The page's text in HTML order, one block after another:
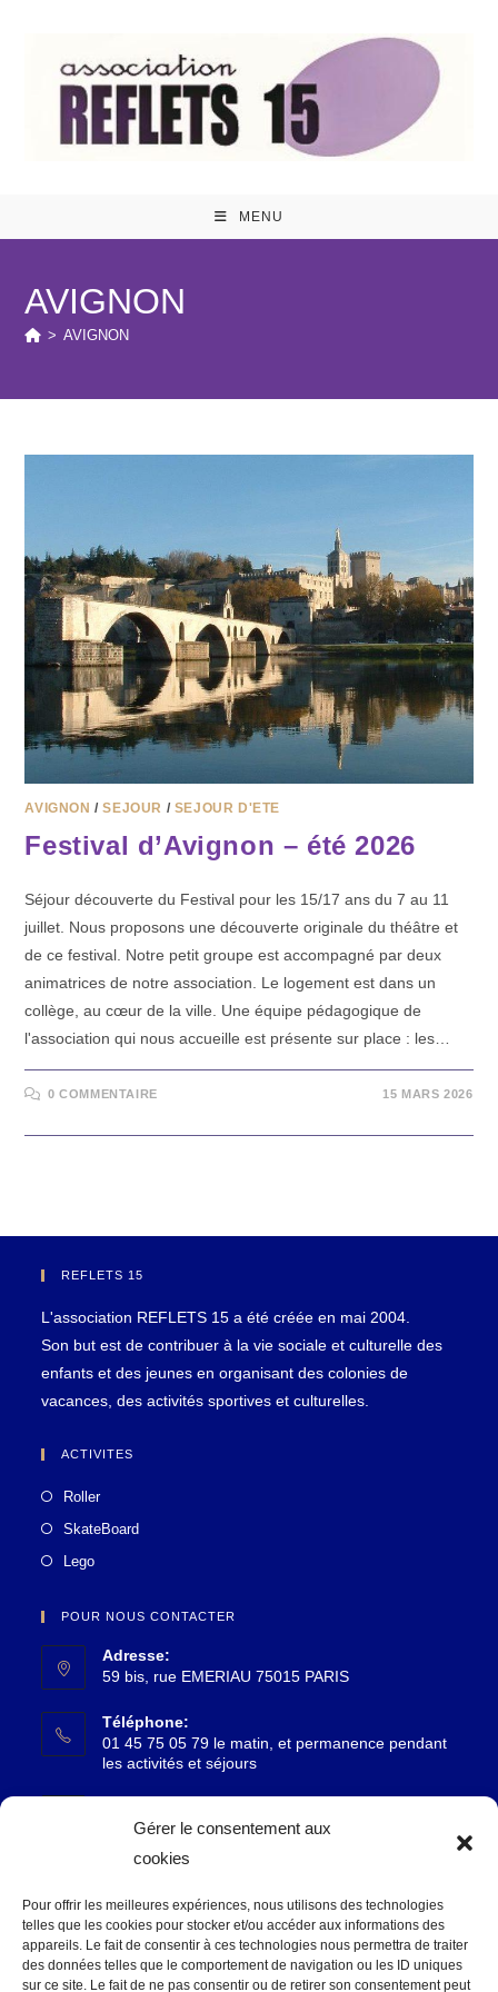
Gérer le consentement aux
cookies
Pour offrir les meilleures expériences, nous utilisons des technologies
telles que les cookies pour stocker et/ou accéder aux informations des
appareils. Le fait de consentir à ces technologies nous permettra de traiter
des données telles que le comportement de navigation ou les ID uniques
sur ce site. Le fait de ne pas consentir ou de retirer son consentement peut
MENU
AVIGNON
> AVIGNON
AVIGNON /SEJOUR / SEJOUR D'ETE
Festival d’Avignon – été 2026
Séjour découverte du Festival pour les 15/17 ans du 7 au 11
juillet. Nous proposons une découverte originale du théâtre et
de ce festival. Notre petit groupe est accompagné par deux
animatrices de notre association. Le logement est dans un
collège, au cœur de la ville. Une équipe pédagogique de
l'association qui nous accueille est présente sur place : les…
0 COMMENTAIRE 15 MARS 2026
REFLETS 15
L'association REFLETS 15 a été créée en mai 2004.
Son but est de contribuer à la vie sociale et culturelle des
enfants et des jeunes en organisant des colonies de
vacances, des activités sportives et culturelles.
ACTIVITES
Roller
SkateBoard
Lego
POUR NOUS CONTACTER
Adresse:
59 bis, rue EMERIAU 75015 PARIS
Téléphone:
01 45 75 05 79 le matin, et permanence pendant
les activités et séjours
accueil@reflets15.frS’ouvre